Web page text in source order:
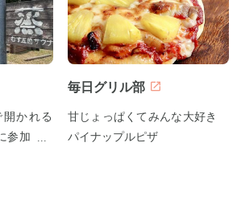
かれる
参加して
毎日グリル部
甘じょっぱくてみんな大好き
パイナップルピザ